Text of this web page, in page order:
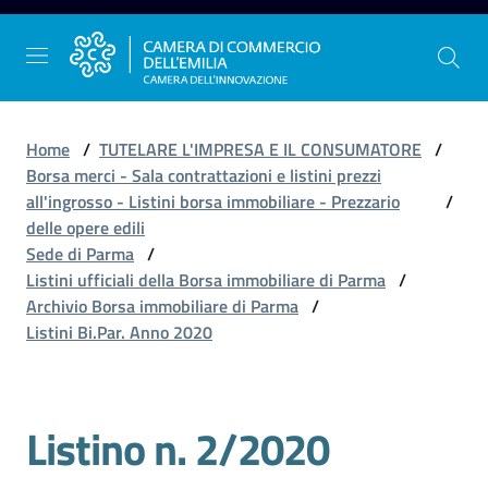
Vai al contenuto
Vai alla navigazione
Vai al footer
La
Camera
dell'Emilia
Home / TUTELARE L'IMPRESA E IL CONSUMATORE /
Borsa merci - Sala contrattazioni e listini prezzi
all'ingrosso - Listini borsa immobiliare - Prezzario
delle opere edili
/
Sede di Parma /
Listini ufficiali della Borsa immobiliare di Parma /
Archivio Borsa immobiliare di Parma /
Listini Bi.Par. Anno 2020
Salta al contenuto
Listino n. 2/2020